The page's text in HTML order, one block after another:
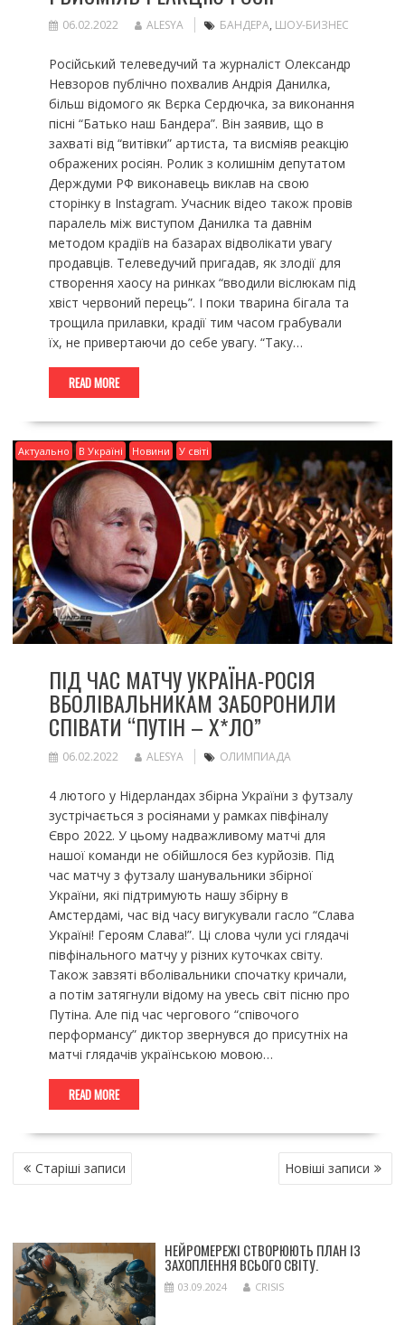
06.02.2022 ALESYA БАНДЕРА, ШОУ-БИЗНЕС
Російський телеведучий та журналіст Олександр
Невзоров публічно похвалив Андрія Данилка,
більш відомого як Вєрка Сердючка, за виконання
пісні “Батько наш Бандера”. Він заявив, що в
захваті від “витівки” артиста, та висміяв реакцію
ображених росіян. Ролик з колишнім депутатом
Держдуми РФ виконавець виклав на свою
сторінку в Instagram. Учасник відео також провів
паралель між виступом Данилка та давнім
методом крадіїв на базарах відволікати увагу
продавців. Телеведучий пригадав, як злодії для
створення хаосу на ринках “вводили віслюкам під
хвіст червоний перець”. І поки тварина бігала та
трощила прилавки, крадії тим часом грабували
їх, не привертаючи до себе увагу. “Таку…
READ MORE
Актуально В Україні Новини У світі
ПІД ЧАС МАТЧУ УКРАЇНА-РОСІЯ
ВБОЛІВАЛЬНИКАМ ЗАБОРОНИЛИ
СПІВАТИ “ПУТІН – Х*ЛО”
06.02.2022 ALESYA ОЛИМПИАДА
4 лютого у Нідерландах збірна України з футзалу
зустрічається з росіянами у рамках півфіналу
Євро 2022. У цьому надважливому матчі для
нашої команди не обійшлося без курйозів. Під
час матчу з футзалу шанувальники збірної
України, які підтримують нашу збірну в
Амстердамі, час від часу вигукували гасло “Слава
Україні! Героям Слава!”. Ці слова чули усі глядачі
півфінального матчу у різних куточках світу.
Також завзяті вболівальники спочатку кричали,
а потім затягнули відому на увесь світ пісню про
Путіна. Але під час чергового “співочого
перформансу” диктор звернувся до присутніх на
матчі глядачів українською мовою…
READ MORE
НАВІГАЦІЯ
ЗА Старіші записи Новіші записи
НЕЙРОМЕРЕЖІ СТВОРЮЮТЬ ПЛАН ІЗ
ЗАХОПЛЕННЯ ВСЬОГО СВІТУ.
03.09.2024 CRISIS